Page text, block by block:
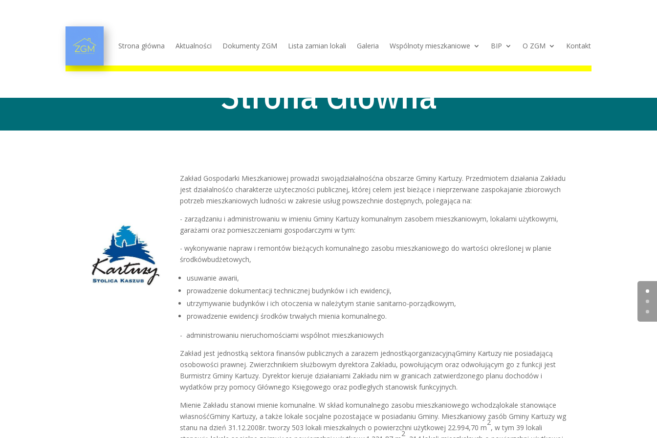
Strona główna Aktualności Dokumenty ZGM Lista zamian lokali Galeria Wspólnoty mieszkaniowe BIP O ZGM Kontakt
Strona Główna
Zakład Gospodarki Mieszkaniowej prowadzi swojądziałalnośćna obszarze Gminy Kartuzy. Przedmiotem działania Zakładu
jest działalnośćo charakterze użyteczności publicznej, której celem jest bieżące i nieprzerwane zaspokajanie zbiorowych
potrzeb mieszkaniowych ludności w zakresie usług powszechnie dostępnych, polegająca na:
- zarządzaniu i administrowaniu w imieniu Gminy Kartuzy komunalnym zasobem mieszkaniowym, lokalami użytkowymi,
garażami oraz pomieszczeniami gospodarczymi w tym:
- wykonywanie napraw i remontów bieżących komunalnego zasobu mieszkaniowego do wartości określonej w planie
środkówbudżetowych,
usuwanie awarii,
prowadzenie dokumentacji technicznej budynków i ich ewidencji,
utrzymywanie budynków i ich otoczenia w należytym stanie sanitarno-porządkowym,
prowadzenie ewidencji środków trwałych mienia komunalnego.
- administrowaniu nieruchomościami wspólnot mieszkaniowych
Zakład jest jednostką sektora finansów publicznych a zarazem jednostkąorganizacyjnąGminy Kartuzy nie posiadającą
osobowości prawnej. Zwierzchnikiem służbowym dyrektora Zakładu, powołującym oraz odwołującym go z funkcji jest
Burmistrz Gminy Kartuzy. Dyrektor kieruje działaniami Zakładu nim w granicach zatwierdzonego planu dochodów i
wydatków przy pomocy Głównego Księgowego oraz podległych stanowisk funkcyjnych.
Mienie Zakładu stanowi mienie komunalne. W skład komunalnego zasobu mieszkaniowego wchodząlokale stanowiące
własnośćGminy Kartuzy, a także lokale socjalne pozostające w posiadaniu Gminy. Mieszkaniowy zasób Gminy Kartuzy wg
stanu na dzień 31.12.2008r. tworzy 503 lokali mieszkalnych o powierzchni użytkowej 22.994,70 m
2
, w tym 39 lokali
2